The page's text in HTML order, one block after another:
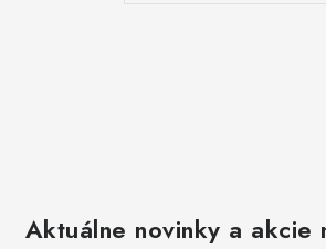
Aktuálne novinky a akcie